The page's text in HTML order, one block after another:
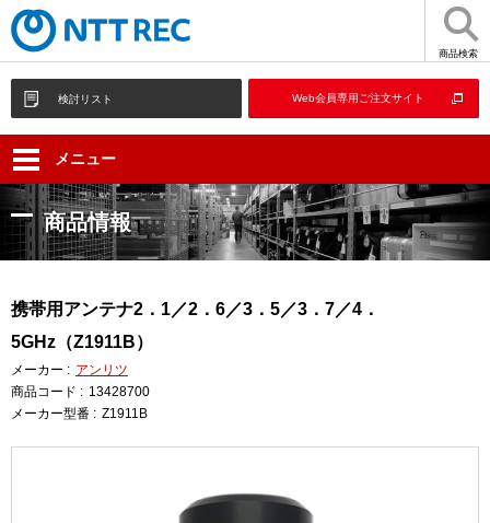
商品検索
検討リスト Web会員専用ご注文サイト
メニュー
商品情報
携帯用アンテナ2．1／2．6／3．5／3．7／4．
5GHz（Z1911B）
メーカー : アンリツ
商品コード : 13428700
メーカー型番 : Z1911B